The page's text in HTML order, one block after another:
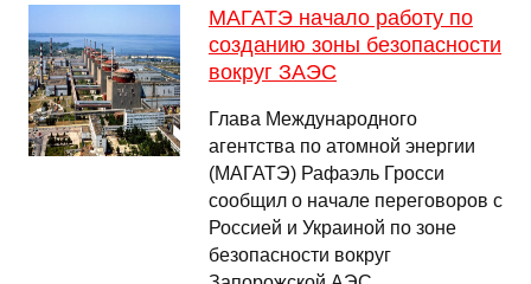
МАГАТЭ начало работу по
созданию зоны безопасности
вокруг ЗАЭС
Глава Международного
агентства по атомной энергии
(МАГАТЭ) Рафаэль Гросси
сообщил о начале переговоров с
Россией и Украиной по зоне
безопасности вокруг